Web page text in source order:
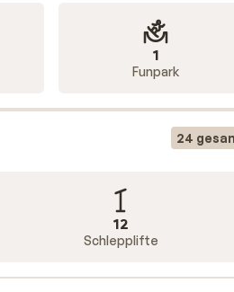
1
Funpark
24
12
Schlepplifte